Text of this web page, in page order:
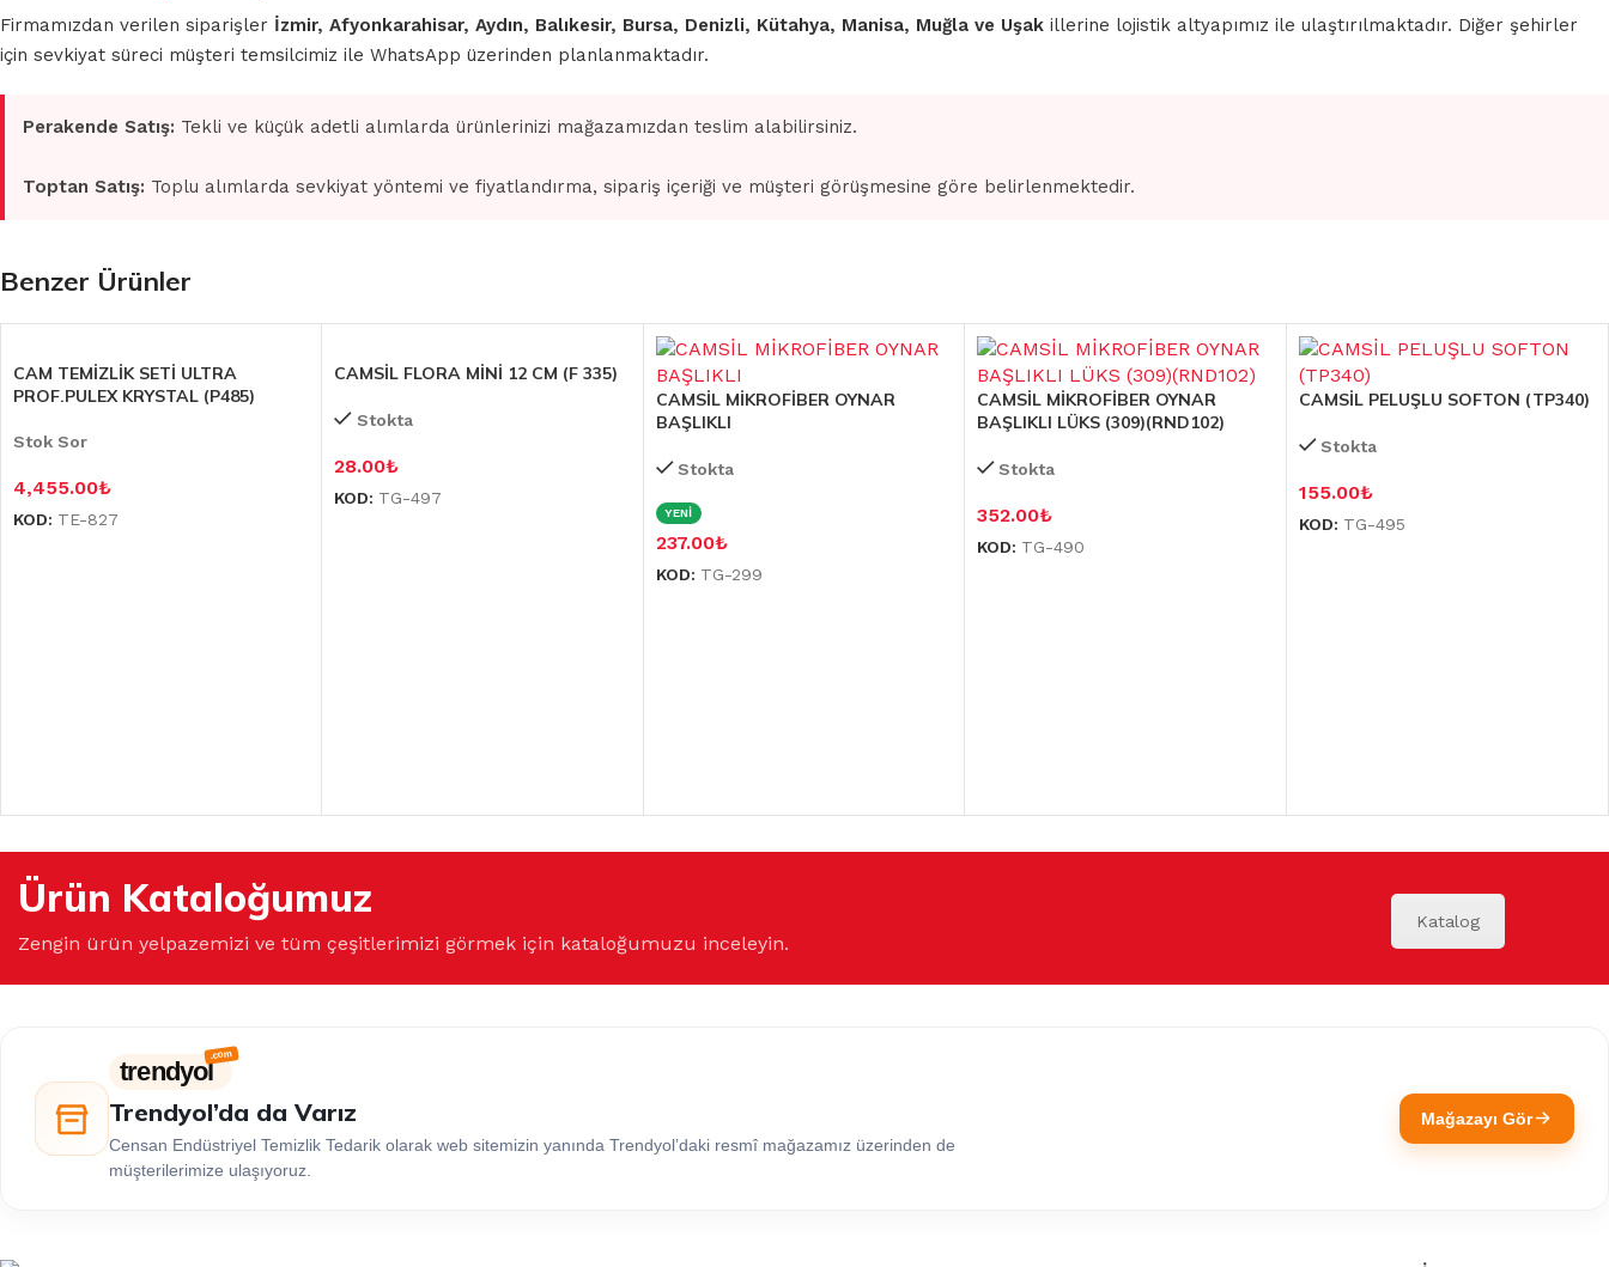
Firmamızdan verilen siparişler İzmir, Afyonkarahisar, Aydın, Balıkesir, Bursa, Denizli, Kütahya, Manisa, Muğla ve Uşak illerine lojistik altyapımız ile ulaştırılmaktadır. Diğer şehirler
için sevkiyat süreci müşteri temsilcimiz ile WhatsApp üzerinden planlanmaktadır.
Perakende Satış: Tekli ve küçük adetli alımlarda ürünlerinizi mağazamızdan teslim alabilirsiniz.
Toptan Satış: Toplu alımlarda sevkiyat yöntemi ve fiyatlandırma, sipariş içeriği ve müşteri görüşmesine göre belirlenmektedir.
Benzer Ürünler
CAM TEMİZLİK SETİ ULTRA
PROF.PULEX KRYSTAL (P485)
Stok Sor
4,455.00₺
KOD: TE-827
CAMSİL FLORA MİNİ 12 CM (F 335)
Stokta
28.00₺
KOD: TG-497
CAMSİL MİKROFİBER OYNAR
BAŞLIKLI
Stokta
YENİ
237.00₺
KOD: TG-299
CAMSİL MİKROFİBER OYNAR
BAŞLIKLI LÜKS (309)(RND102)
Stokta
352.00₺
KOD: TG-490
CAMSİL PELUŞLU SOFTON (TP340)
Stokta
155.00₺
KOD: TG-495
Ürün Kataloğumuz
Zengin ürün yelpazemizi ve tüm çeşitlerimizi görmek için kataloğumuzu inceleyin.
Katalog
trendyol
Trendyol’da da Varız
Censan Endüstriyel Temizlik Tedarik olarak web sitemizin yanında Trendyol’daki resmî mağazamız üzerinden de
müşterilerimize ulaşıyoruz.
Mağazayı Gör